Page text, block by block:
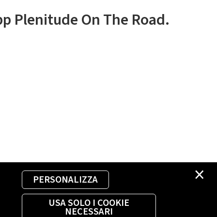
×
PERSONALIZZA
USA SOLO I COOKIE
NECESSARI
Plenitude On The Road.